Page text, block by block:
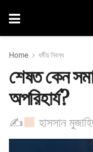
Home ধর্মীয় নিবন্ধ
শেষত কেন
অপরিহার্য?
✍ হাসসান